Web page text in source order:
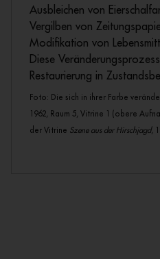
Ausbleichen von
Vergilben von
Modifikation von
Diese
Restaurierung in
Foto: Die sich in ihrer Farbe
1962, Raum 5, Vitrine 1 (obere
der Vitrine Szene aus der Hirschjagd,